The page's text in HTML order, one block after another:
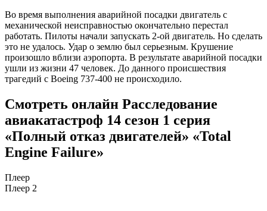
Во время выполнения аварийной посадки двигатель с
механической неисправностью окончательно перестал
работать. Пилоты начали запускать 2-ой двигатель. Но сделать
это не удалось. Удар о землю был серьезным. Крушение
произошло вблизи аэропорта. В результате аварийной посадки
ушли из жизни 47 человек. До данного происшествия
трагедий с Boeing 737-400 не происходило.
Смотреть онлайн Расследование
авиакатастроф 14 сезон 1 серия
«Полный отказ двигателей» «Total
Engine Failure»
Плеер
Плеер 2